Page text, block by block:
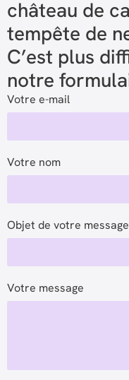
château de
tempête de
C’est plus
notre
Votre e-mail
Votre nom
Objet de votre message
Votre message